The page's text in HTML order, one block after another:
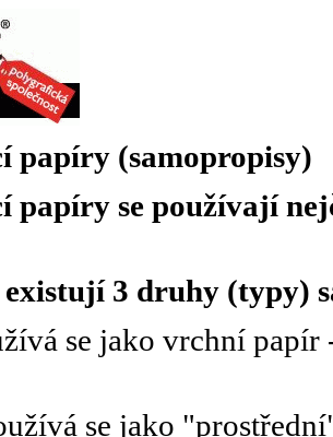
papíry (samopropisy)
papíry se používají
3 druhy (typy)
se jako vrchní papír
se jako